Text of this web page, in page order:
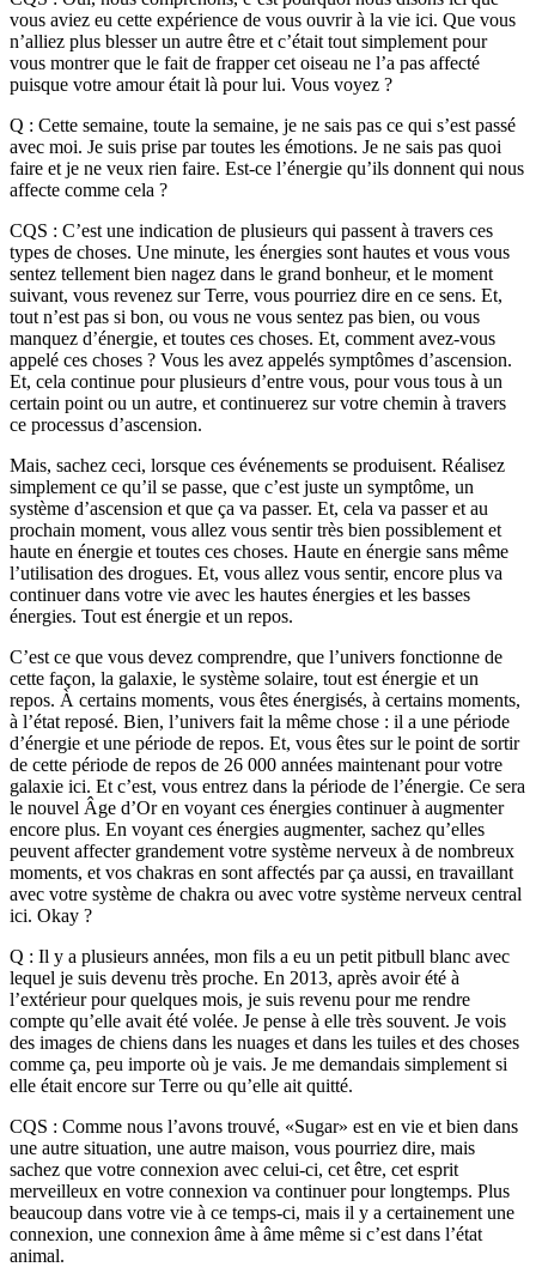
vous aviez eu cette expérience de vous ouvrir à la vie ici. Que vous
n’alliez plus blesser un autre être et c’était tout simplement pour
vous montrer que le fait de frapper cet oiseau ne l’a pas affecté
puisque votre amour était là pour lui. Vous voyez ?
Q : Cette semaine, toute la semaine, je ne sais pas ce qui s’est passé
avec moi. Je suis prise par toutes les émotions. Je ne sais pas quoi
faire et je ne veux rien faire. Est-ce l’énergie qu’ils donnent qui nous
affecte comme cela ?
CQS : C’est une indication de plusieurs qui passent à travers ces
types de choses. Une minute, les énergies sont hautes et vous vous
sentez tellement bien nagez dans le grand bonheur, et le moment
suivant, vous revenez sur Terre, vous pourriez dire en ce sens. Et,
tout n’est pas si bon, ou vous ne vous sentez pas bien, ou vous
manquez d’énergie, et toutes ces choses. Et, comment avez-vous
appelé ces choses ? Vous les avez appelés symptômes d’ascension.
Et, cela continue pour plusieurs d’entre vous, pour vous tous à un
certain point ou un autre, et continuerez sur votre chemin à travers
ce processus d’ascension.
Mais, sachez ceci, lorsque ces événements se produisent. Réalisez
simplement ce qu’il se passe, que c’est juste un symptôme, un
système d’ascension et que ça va passer. Et, cela va passer et au
prochain moment, vous allez vous sentir très bien possiblement et
haute en énergie et toutes ces choses. Haute en énergie sans même
l’utilisation des drogues. Et, vous allez vous sentir, encore plus va
continuer dans votre vie avec les hautes énergies et les basses
énergies. Tout est énergie et un repos.
C’est ce que vous devez comprendre, que l’univers fonctionne de
cette façon, la galaxie, le système solaire, tout est énergie et un
repos. À certains moments, vous êtes énergisés, à certains moments,
à l’état reposé. Bien, l’univers fait la même chose : il a une période
d’énergie et une période de repos. Et, vous êtes sur le point de sortir
de cette période de repos de 26 000 années maintenant pour votre
galaxie ici. Et c’est, vous entrez dans la période de l’énergie. Ce sera
le nouvel Âge d’Or en voyant ces énergies continuer à augmenter
encore plus. En voyant ces énergies augmenter, sachez qu’elles
peuvent affecter grandement votre système nerveux à de nombreux
moments, et vos chakras en sont affectés par ça aussi, en travaillant
avec votre système de chakra ou avec votre système nerveux central
ici. Okay ?
Q : Il y a plusieurs années, mon fils a eu un petit pitbull blanc avec
lequel je suis devenu très proche. En 2013, après avoir été à
l’extérieur pour quelques mois, je suis revenu pour me rendre
compte qu’elle avait été volée. Je pense à elle très souvent. Je vois
des images de chiens dans les nuages et dans les tuiles et des choses
comme ça, peu importe où je vais. Je me demandais simplement si
elle était encore sur Terre ou qu’elle ait quitté.
CQS : Comme nous l’avons trouvé, «Sugar» est en vie et bien dans
une autre situation, une autre maison, vous pourriez dire, mais
sachez que votre connexion avec celui-ci, cet être, cet esprit
merveilleux en votre connexion va continuer pour longtemps. Plus
beaucoup dans votre vie à ce temps-ci, mais il y a certainement une
connexion, une connexion âme à âme même si c’est dans l’état
animal.